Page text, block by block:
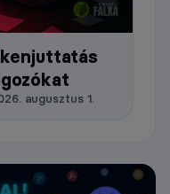
augusztus 1.